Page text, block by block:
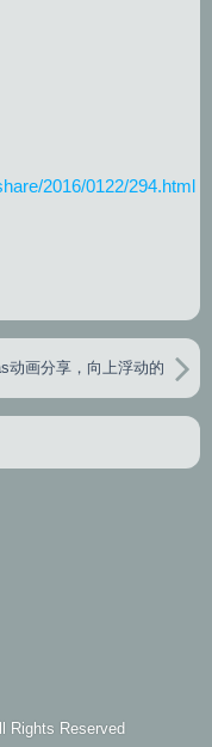
2016/0122/294.html
动画分享，向上浮动的
Rights Reserved